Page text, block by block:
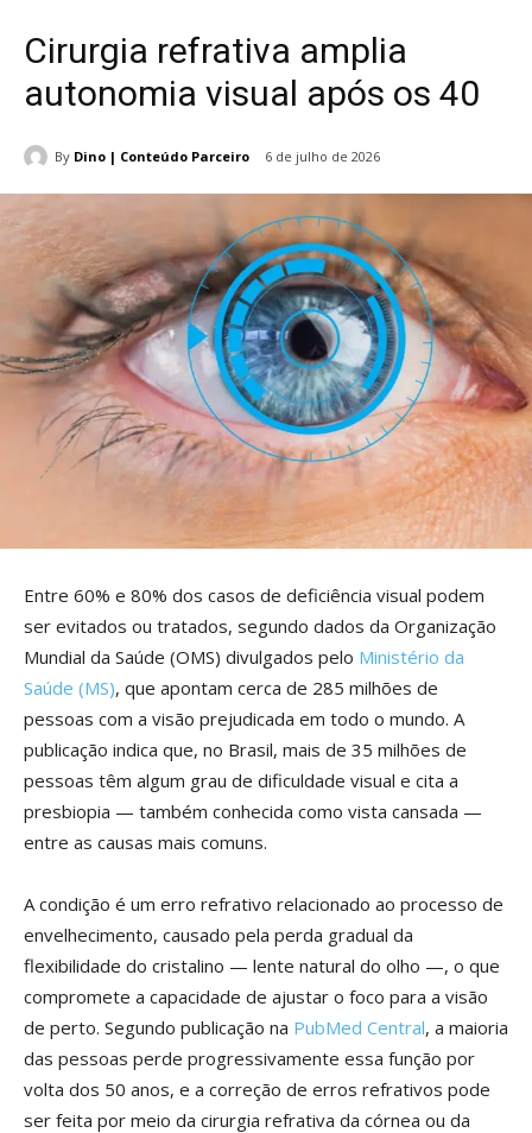
Cirurgia refrativa amplia
autonomia visual após os 40
By Dino | Conteúdo Parceiro 6 de julho de 2026
Entre 60% e 80% dos casos de deficiência visual podem
ser evitados ou tratados, segundo dados da Organização
Mundial da Saúde (OMS) divulgados pelo Ministério da
Saúde (MS), que apontam cerca de 285 milhões de
pessoas com a visão prejudicada em todo o mundo. A
publicação indica que, no Brasil, mais de 35 milhões de
pessoas têm algum grau de dificuldade visual e cita a
presbiopia — também conhecida como vista cansada —
entre as causas mais comuns.
A condição é um erro refrativo relacionado ao processo de
envelhecimento, causado pela perda gradual da
flexibilidade do cristalino — lente natural do olho —, o que
compromete a capacidade de ajustar o foco para a visão
de perto. Segundo publicação na PubMed Central, a maioria
das pessoas perde progressivamente essa função por
volta dos 50 anos, e a correção de erros refrativos pode
ser feita por meio da cirurgia refrativa da córnea ou da